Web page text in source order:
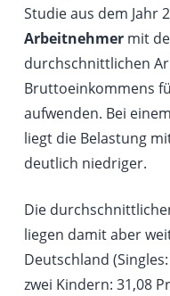
Studie aus dem Jahr
Arbeitnehmermit
durchschnittlichen
Bruttoeinkommens
aufwenden. Bei einem
liegt die Belastung
deutlich niedriger.
Die
liegen damit aber
Deutschland
zwei Kindern: 31,08